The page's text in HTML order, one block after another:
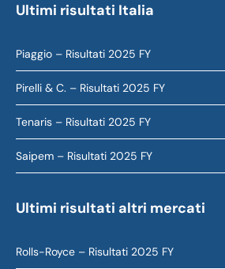
Ultimi risultati Italia
Piaggio – Risultati 2025 FY
Pirelli & C. – Risultati 2025 FY
Tenaris – Risultati 2025 FY
Saipem – Risultati 2025 FY
Ultimi risultati altri mercati
Rolls-Royce – Risultati 2025 FY